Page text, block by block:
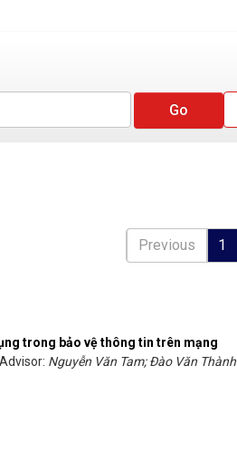
Previous 1
trong bảo vệ thông tin trên mạng
Nguyễn Văn Tam; Đào Văn Thành